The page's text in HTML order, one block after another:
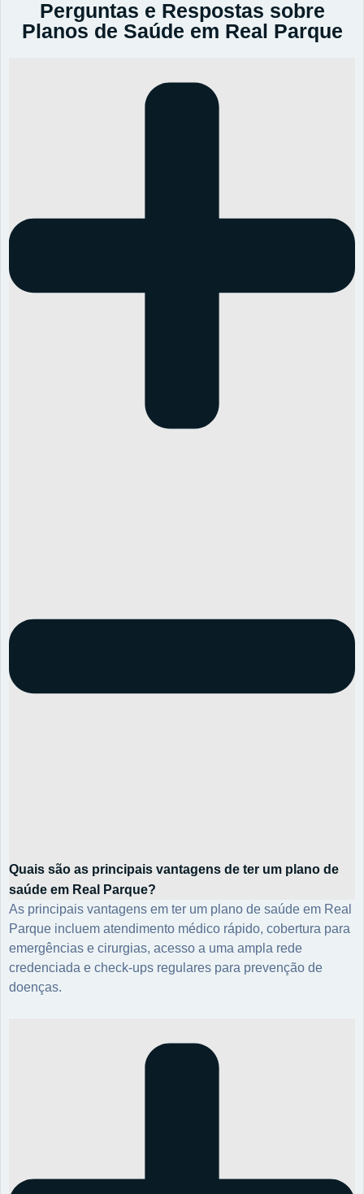
Perguntas e Respostas sobre
Planos de Saúde em Real Parque
Quais são as principais vantagens de ter um plano de
saúde em Real Parque?
As principais vantagens em ter um plano de saúde em Real
Parque incluem atendimento médico rápido, cobertura para
emergências e cirurgias, acesso a uma ampla rede
credenciada e check-ups regulares para prevenção de
doenças.